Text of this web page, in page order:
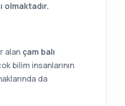
olmaktadır.
alan çam balı
bilim insanlarının
da